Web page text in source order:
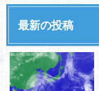
最新の投稿